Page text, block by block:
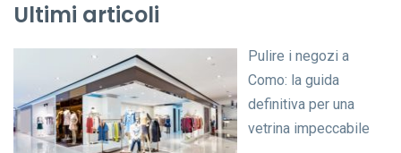
Ultimi articoli
Pulire i negozi a
Como: la guida
definitiva per una
vetrina impeccabile